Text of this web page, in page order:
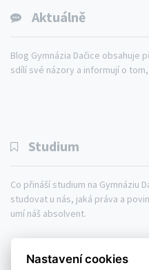
Aktuálně
Blog Gymnázia Dačice
sdílí své názory a informují o
Studium
Co přináší studium na Gymnáziu
studovat u nás, jaká práva a
umí náš absolvent.
Gymnázium
Nastavení cookies